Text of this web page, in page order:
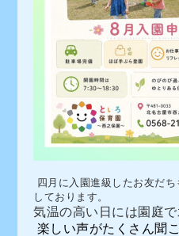
四月に入園進級したお友だ
しております。
気温の高い日には園庭で
楽しい声がたくさん聞